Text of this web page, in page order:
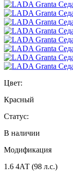
Цвет:
Красный
Статус:
В наличии
Модификация
1.6 4АТ (98 л.с.)